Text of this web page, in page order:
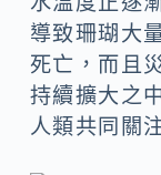
導致珊瑚大
死亡，而且
持續擴大之
人類共同關